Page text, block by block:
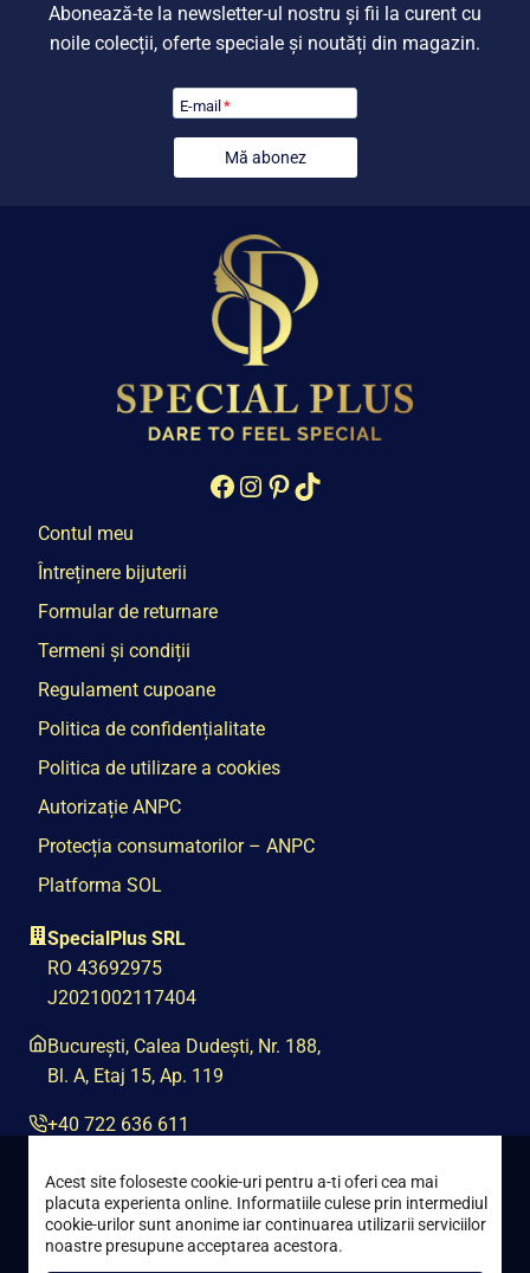
Abonează-te la newsletter-ul nostru și fii la curent cu
noile colecții, oferte speciale și noutăți din magazin.
E-mail *
Mă abonez
Facebook
Instagram
Pinterest
TikTok
Contul meu
Întreținere bijuterii
Formular de returnare
Termeni și condiții
Regulament cupoane
Politica de confidențialitate
Politica de utilizare a cookies
Autorizație ANPC
Protecția consumatorilor – ANPC
Platforma SOL
SpecialPlus SRL
RO 43692975
J2021002117404
București, Calea Dudești, Nr. 188,
Bl. A, Etaj 15, Ap. 119
+40 722 636 611
contact@special-plus.ro
Acest site foloseste cookie-uri pentru a-ti oferi cea mai
placuta experienta online. Informatiile culese prin intermediul
cookie-urilor sunt anonime iar continuarea utilizarii serviciilor
noastre presupune acceptarea acestora.